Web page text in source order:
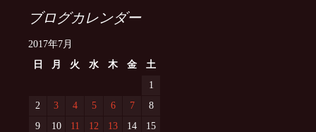
ブログカレンダー
2017年7月
日
月 火 水 木 金
土
1
2
3 4 5 6 7
8
9
10 11 12 13 14
15